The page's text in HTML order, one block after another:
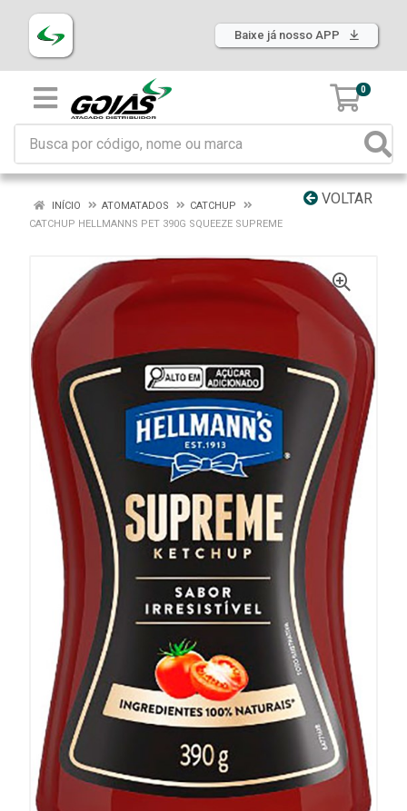
Baixe já nosso APP
0
VOLTAR
INÍCIO ATOMATADOS
CATCHUP
CATCHUP HELLMANNS PET 390G SQUEEZE SUPREME